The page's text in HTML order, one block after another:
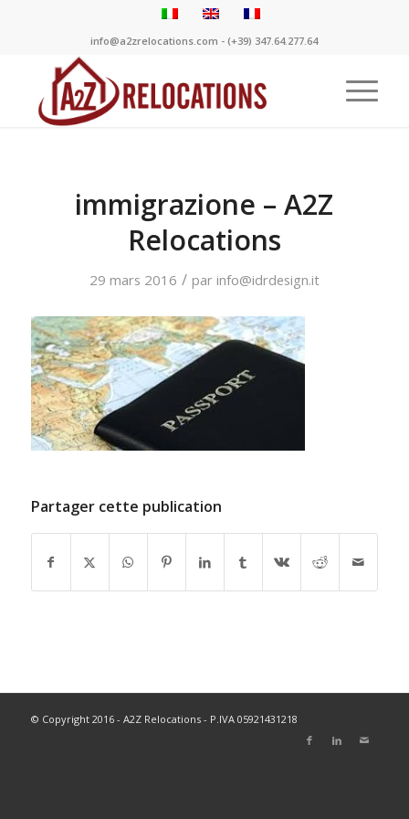
info@a2zrelocations.com - (+39) 347.64.277.64
immigrazione – A2Z
Relocations
29 mars 2016 / par info@idrdesign.it
Partager cette publication
© Copyright 2016 - A2Z Relocations - P.IVA 05921431218